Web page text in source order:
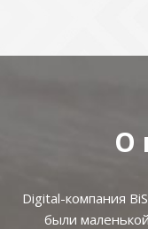
О
Digital-компания
были